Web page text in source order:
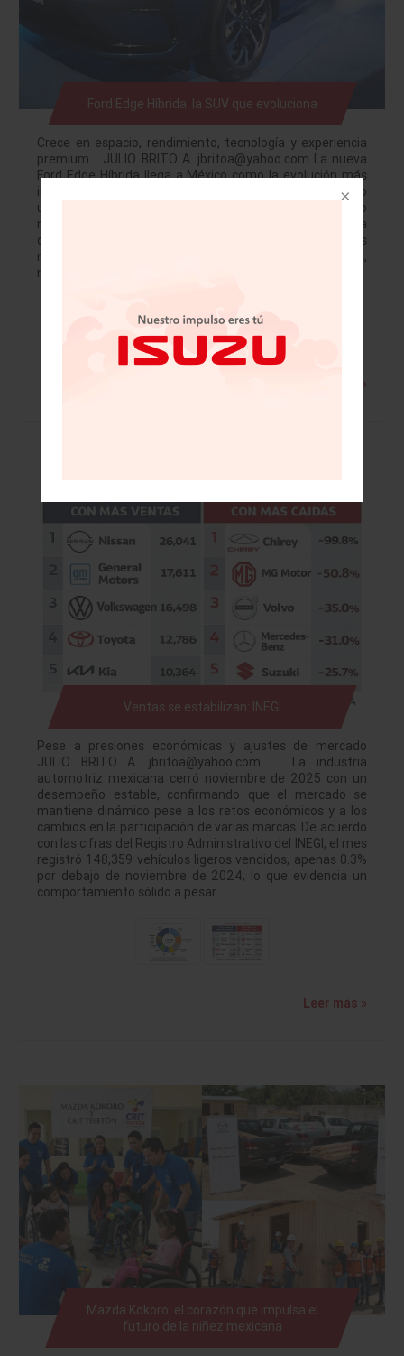
Ford Edge Híbrida: la SUV que evoluciona
Crece en espacio, rendimiento, tecnología y experiencia
premium JULIO BRITO A. jbritoa@yahoo.com La nueva
Ford Edge Híbrida llega a México como la evolución más
importante en la historia de la SUV, y lo hace celebrando
un hito: los 100 años de Ford en el país. Este lanzamiento
no es uno más en el calendario de la marca: es una
declaración de cómo Ford entiende a las familias
mexicanas actuales, que son diversas, activas,
multifacéticas y exigentes. Y justamente esa…
Leer más »
Ventas se estabilizan: INEGI
Pese a presiones económicas y ajustes de mercado
JULIO BRITO A. jbritoa@yahoo.com La industria
automotriz mexicana cerró noviembre de 2025 con un
desempeño estable, confirmando que el mercado se
mantiene dinámico pese a los retos económicos y a los
cambios en la participación de varias marcas. De acuerdo
con las cifras del Registro Administrativo del INEGI, el mes
registró 148,359 vehículos ligeros vendidos, apenas 0.3%
por debajo de noviembre de 2024, lo que evidencia un
comportamiento sólido a pesar…
Leer más »
Mazda Kokoro: el corazón que impulsa el
futuro de la niñez mexicana